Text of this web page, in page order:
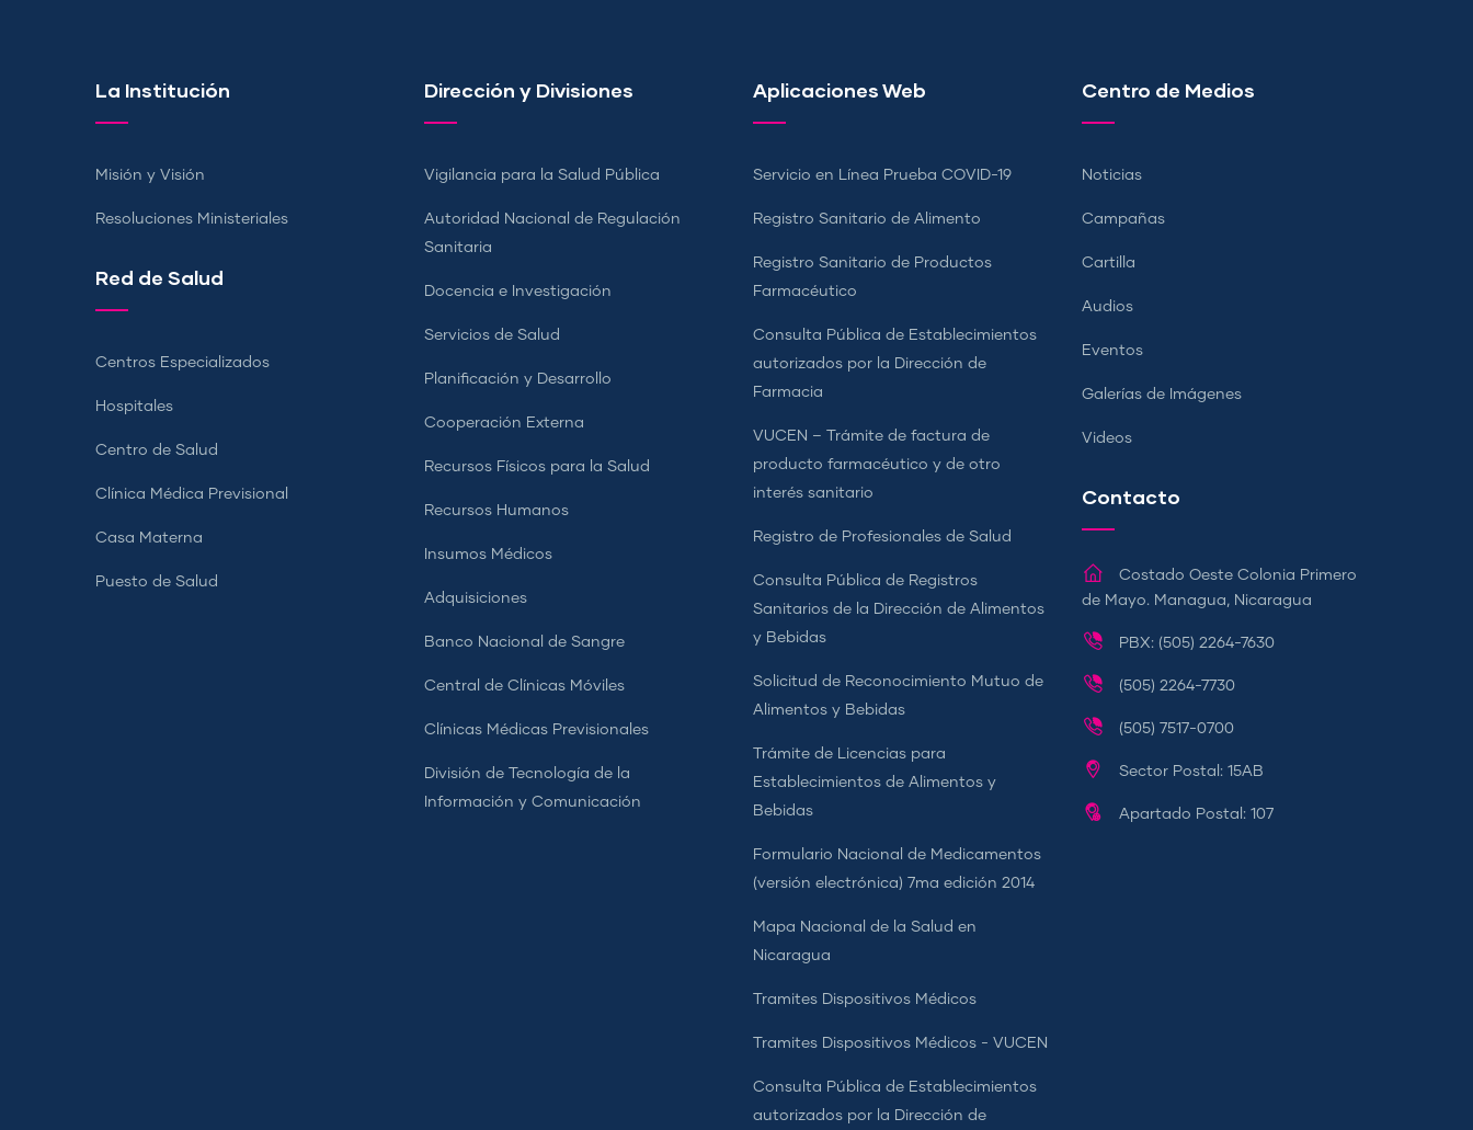
La Institución
Misión y Visión
Resoluciones Ministeriales
Red de Salud
Centros Especializados
Hospitales
Centro de Salud
Clínica Médica Previsional
Casa Materna
Puesto de Salud
Dirección y Divisiones
Vigilancia para la Salud Pública
Autoridad Nacional de Regulación
Sanitaria
Docencia e Investigación
Servicios de Salud
Planificación y Desarrollo
Cooperación Externa
Recursos Físicos para la Salud
Recursos Humanos
Insumos Médicos
Adquisiciones
Banco Nacional de Sangre
Central de Clínicas Móviles
Clínicas Médicas Previsionales
División de Tecnología de la
Información y Comunicación
Aplicaciones Web
Servicio en Línea Prueba COVID-19
Registro Sanitario de Alimento
Registro Sanitario de Productos
Farmacéutico
Consulta Pública de Establecimientos
autorizados por la Dirección de
Farmacia
VUCEN – Trámite de factura de
producto farmacéutico y de otro
interés sanitario
Registro de Profesionales de Salud
Consulta Pública de Registros
Sanitarios de la Dirección de Alimentos
y Bebidas
Solicitud de Reconocimiento Mutuo de
Alimentos y Bebidas
Trámite de Licencias para
Establecimientos de Alimentos y
Bebidas
Formulario Nacional de Medicamentos
(versión electrónica) 7ma edición 2014
Mapa Nacional de la Salud en
Nicaragua
Tramites Dispositivos Médicos
Tramites Dispositivos Médicos - VUCEN
Consulta Pública de Establecimientos
autorizados por la Dirección de
Centro de Medios
Noticias
Campañas
Cartilla
Audios
Eventos
Galerías de Imágenes
Videos
Contacto
Costado Oeste Colonia Primero
de Mayo. Managua, Nicaragua
PBX: (505) 2264-7630
(505) 2264-7730
(505) 7517-0700
Sector Postal: 15AB
Apartado Postal: 107